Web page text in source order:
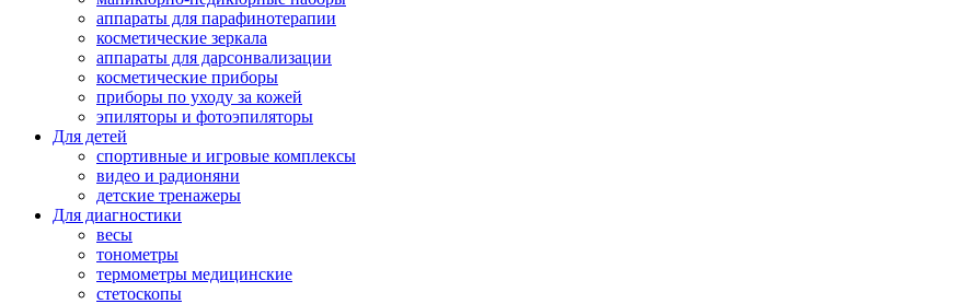
аппараты для парафинотерапии
косметические зеркала
аппараты для дарсонвализации
косметические приборы
приборы по уходу за кожей
эпиляторы и фотоэпиляторы
Для детей
спортивные и игровые комплексы
видео и радионяни
детские тренажеры
Для диагностики
весы
тонометры
термометры медицинские
стетоскопы